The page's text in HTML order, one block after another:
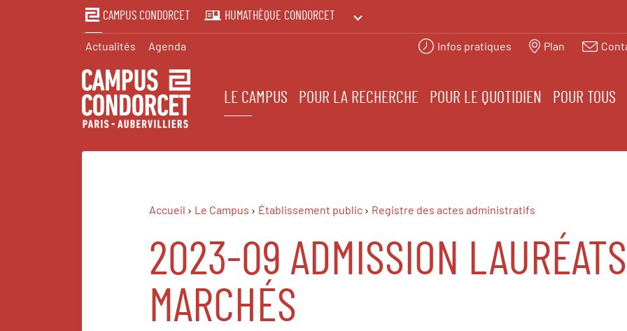
CAMPUS CONDORCET HUMATHÈQUE CONDORCET
PRINTEMPS DES HUMANITÉS
Actualités Agenda Infos pratiques Plan
LE CAMPUS POUR LA RECHERCHE POUR LE QUOTIDIEN POUR TOUS
Accueil Le Campus Établissement public Registre des actes administratifs
2023-09 ADMISSION
MARCHÉS